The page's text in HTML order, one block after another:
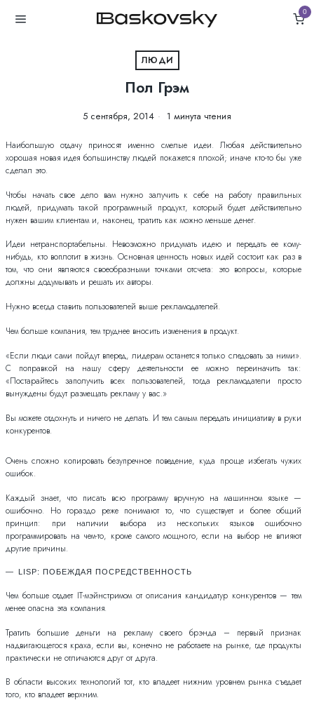
0
ЛЮДИ
Пол Грэм
5 сентября, 2014 1 минута чтения
Наибольшую отдачу приносят именно смелые идеи. Любая действительно
хорошая новая идея большинству людей покажется плохой; иначе кто-то бы уже
сделал это.
Чтобы начать свое дело вам нужно залучить к себе на работу правильных
людей, придумать такой программный продукт, который будет действительно
нужен вашим клиентам и, наконец, тратить как можно меньше денег.
Идеи нетранспортабельны. Невозможно придумать идею и передать ее кому-
нибудь, кто воплотит в жизнь. Основная ценность новых идей состоит как раз в
том, что они являются своеобразными точками отсчета: это вопросы, которые
должны додумывать и решать их авторы.
Нужно всегда ставить пользователей выше рекламодателей.
Чем больше компания, тем труднее вносить изменения в продукт.
«Если люди сами пойдут вперед, лидерам останется только следовать за ними».
С поправкой на нашу сферу деятельности ее можно переиначить так:
«Постарайтесь заполучить всех пользователей, тогда рекламодатели просто
вынуждены будут размещать рекламу у вас.»
Вы можете отдохнуть и ничего не делать. И тем самым передать инициативу в руки
конкурентов.
Очень сложно копировать безупречное поведение, куда проще избегать чужих
ошибок.
Каждый знает, что писать всю программу вручную на машинном языке —
ошибочно. Но гораздо реже понимают то, что существует и более общий
принцип: при наличии выбора из нескольких языков ошибочно
программировать на чем-то, кроме самого мощного, если на выбор не влияют
другие причины.
LISP: ПОБЕЖДАЯ ПОСРЕДСТВЕННОСТЬ
Чем больше отдает IT-мэйнстримом от описания кандидатур конкурентов — тем
менее опасна эта компания.
Тратить большие деньги на рекламу своего брэнда – первый признак
надвигающегося краха, если вы, конечно не работаете на рынке, где продукты
практически не отличаются друг от друга.
В области высоких технологий тот, кто владеет нижним уровнем рынка съедает
того, кто владеет верхним.